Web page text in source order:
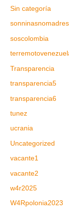
Sin categoría
sonninasnomadres
soscolombia
Transparencia
transparencia5
transparencia6
tunez
ucrania
Uncategorized
vacante1
vacante2
w4r2025
W4Rpolonia2023